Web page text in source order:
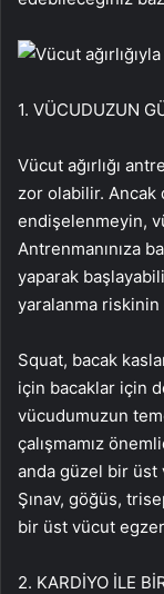
1. VÜCUDUZUN
Vücut ağırlığı
zor olabilir. Ancak
endişelenmeyin,
Antrenmanınıza
yaparak
yaralanma riskinin
Squat, bacak
için bacaklar için
vücudumuzun
çalışmamız
anda güzel bir
Şınav, göğüs,
bir üst vücut
2. KARDİYO İLE